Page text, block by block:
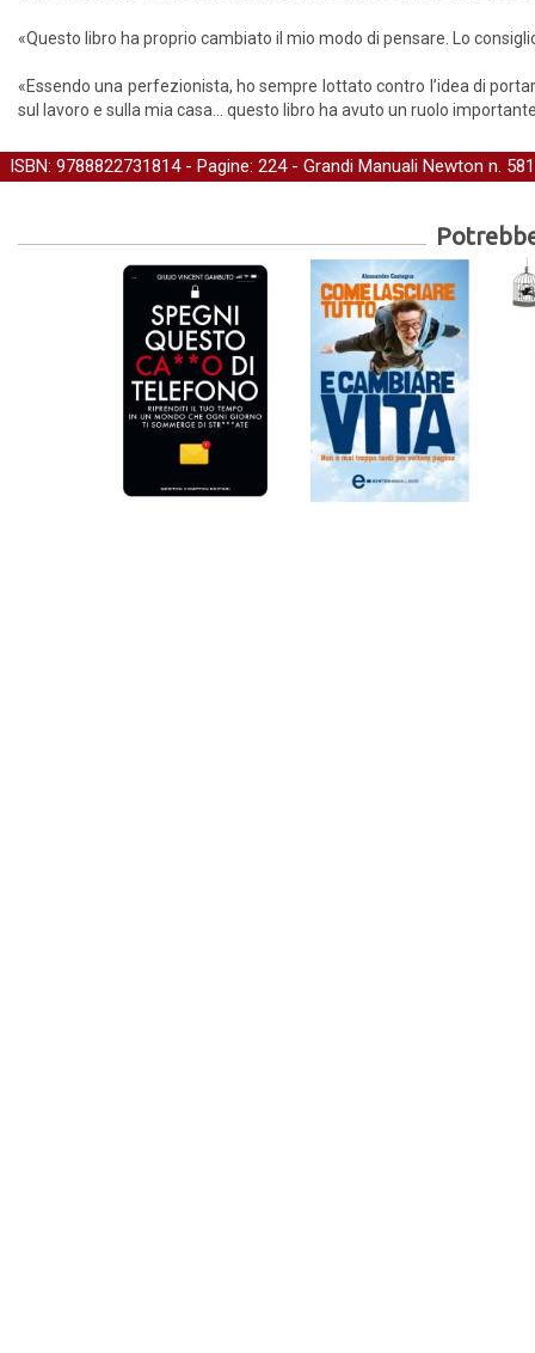
«Questo libro ha proprio cambiato il mio modo di pensare. Lo
«Essendo una perfezionista, ho sempre lottato contro l’idea di
sul lavoro e sulla mia casa… questo libro ha avuto un ruolo
ISBN: 9788822731814 - Pagine: 224 - Grandi Manuali Newton n.